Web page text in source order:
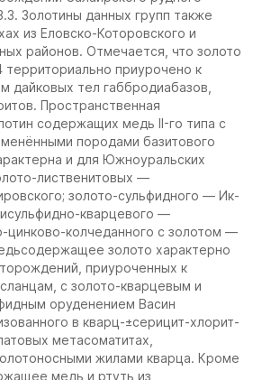
Золотины данных групп также
из Еловско-Которовского и
районов. Отмечается, что золото
территориально приурочено к
дайковых тел габбродиабазов,
Пространственная
содержащих медь II-го типа с
породами базитового
и для Южноуральских
лиственитовых —
золото-сульфидного — Ик-
кварцевого —
цинково-колчеданного с золотом —
золото характерно
приуроченных к
с золото-кварцевым и
оруденением Васин
в кварц-±серицит-хлорит-
метасоматитах,
жилами кварца. Кроме
медь и ртуть из